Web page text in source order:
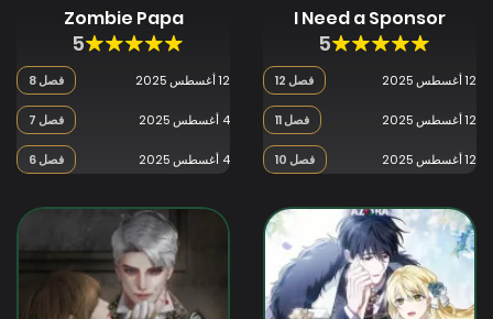
I Need a Sponsor
5
فصل 12 12 أغسطس 2025
فصل 11 12 أغسطس 2025
فصل 10 12 أغسطس 2025
Zombie Papa
5
فصل 8 12 أغسطس 2025
فصل 7 4 أغسطس 2025
فصل 6 4 أغسطس 2025